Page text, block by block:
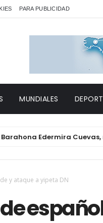
PARA PUBLICIDAD
MUNDIALES
Edermira Cuevas,
y ataque a yipeta DN